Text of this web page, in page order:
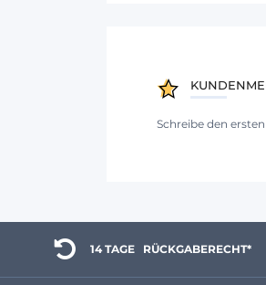
Schreibe den
14 TAGE
  RÜCKGABERECHT*